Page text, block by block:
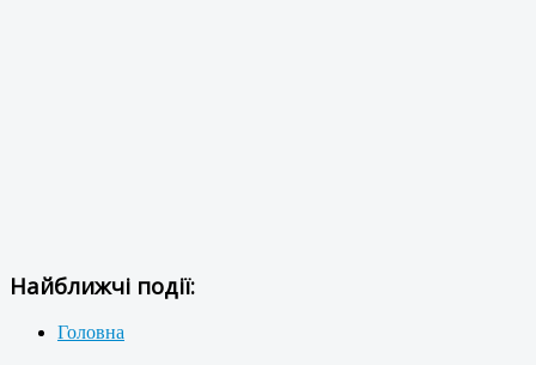
Найближчі події:
Головна